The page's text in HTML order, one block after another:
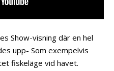
Show-visning där en hel
upp- Som exempelvis
fiskeläge vid havet.